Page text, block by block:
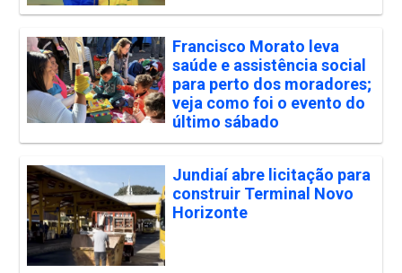
Francisco Morato leva
saúde e assistência social
para perto dos moradores;
veja como foi o evento do
último sábado
Jundiaí abre licitação para
construir Terminal Novo
Horizonte